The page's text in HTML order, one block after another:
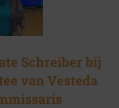
Schreiber bij
van Vesteda